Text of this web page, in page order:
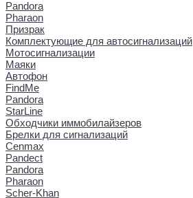
Pandora
Pharaon
Призрак
Комплектующие для автосигнализаций
Мотосигнализации
Маяки
Автофон
FindMe
Pandora
StarLine
Обходчики иммобилайзеров
Брелки для сигнализаций
Cenmax
Pandect
Pandora
Pharaon
Scher-Khan